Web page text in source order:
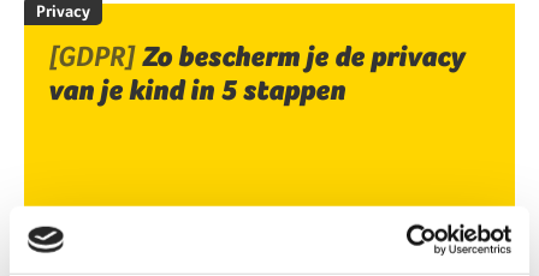
Privacy
[GDPR]Zo bescherm je de privacy
van je kind in 5 stappen